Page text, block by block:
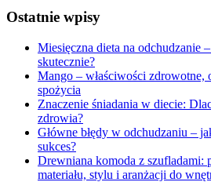
Ostatnie wpisy
Miesięczna dieta na odchudzanie
skutecznie?
Mango – właściwości zdrowotne,
spożycia
Znaczenie śniadania w diecie:
zdrowia?
Główne błędy w odchudzaniu –
sukces?
Drewniana komoda z szufladami:
materiału, stylu i aranżacji do